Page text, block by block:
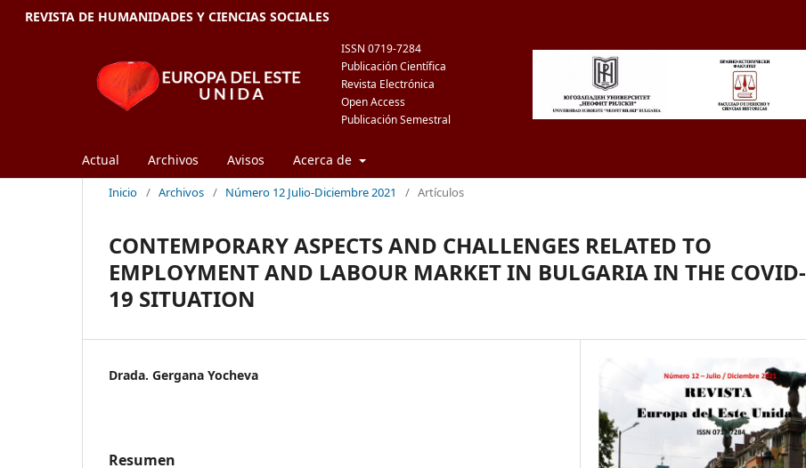
ISSN 0719-7284
Publicación Científica
Revista Electrónica
Open Access
Publicación Semestral
Actual Archivos Avisos Acerca de
REVISTA DE HUMANIDADES Y CIENCIAS SOCIALES
Inicio / Archivos / Número 12 Julio-Diciembre 2021 / Artículos
CONTEMPORARY ASPECTS AND CHALLENGES RELATED TO
EMPLOYMENT AND LABOUR MARKET IN BULGARIA IN THE COVID-
19 SITUATION
Drada. Gergana Yocheva
Resumen